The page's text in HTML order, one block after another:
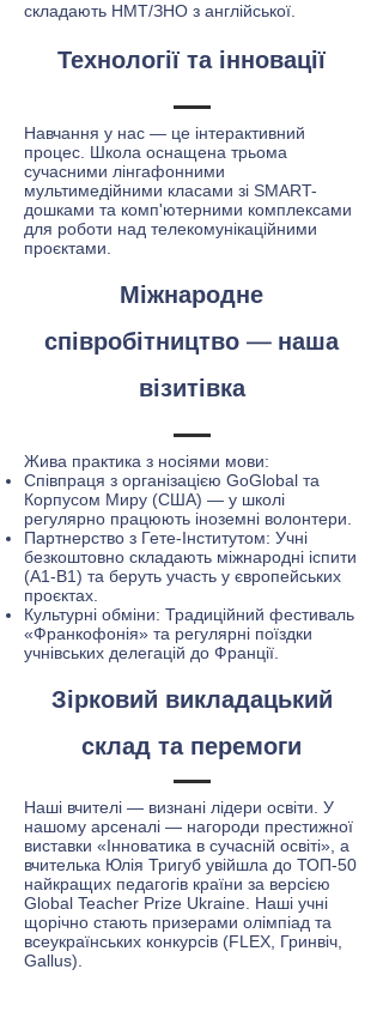
складають НМТ/ЗНО з англійської.
Технології та інновації
Навчання у нас — це інтерактивний
процес. Школа оснащена трьома
сучасними лінгафонними
мультимедійними класами зі SMART-
дошками та комп'ютерними комплексами
для роботи над телекомунікаційними
проєктами.
Міжнародне
співробітництво — наша
візитівка
Жива практика з носіями мови:
Співпраця з організацією GoGlobal та
Корпусом Миру (США) — у школі
регулярно працюють іноземні волонтери.
Партнерство з Гете-Інститутом: Учні
безкоштовно складають міжнародні іспити
(А1-В1) та беруть участь у європейських
проєктах.
Культурні обміни: Традиційний фестиваль
«Франкофонія» та регулярні поїздки
учнівських делегацій до Франції.
Зірковий викладацький
склад та перемоги
Наші вчителі — визнані лідери освіти. У
нашому арсеналі — нагороди престижної
виставки «Інноватика в сучасній освіті», а
вчителька Юлія Тригуб увійшла до ТОП-50
найкращих педагогів країни за версією
Global Teacher Prize Ukraine. Наші учні
щорічно стають призерами олімпіад та
всеукраїнських конкурсів (FLEX, Гринвіч,
Gallus).